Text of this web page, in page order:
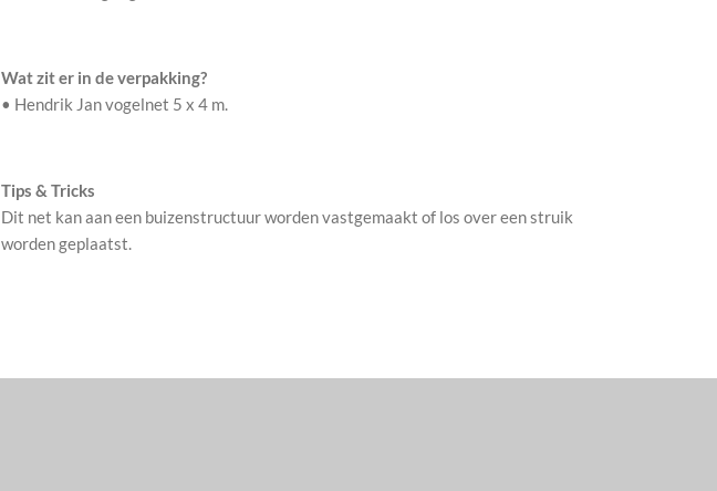
Wat zit er in de verpakking?
• Hendrik Jan vogelnet 5 x 4 m.
Tips & Tricks
Dit net kan aan een buizenstructuur worden vastgemaakt of los over een struik
worden geplaatst.